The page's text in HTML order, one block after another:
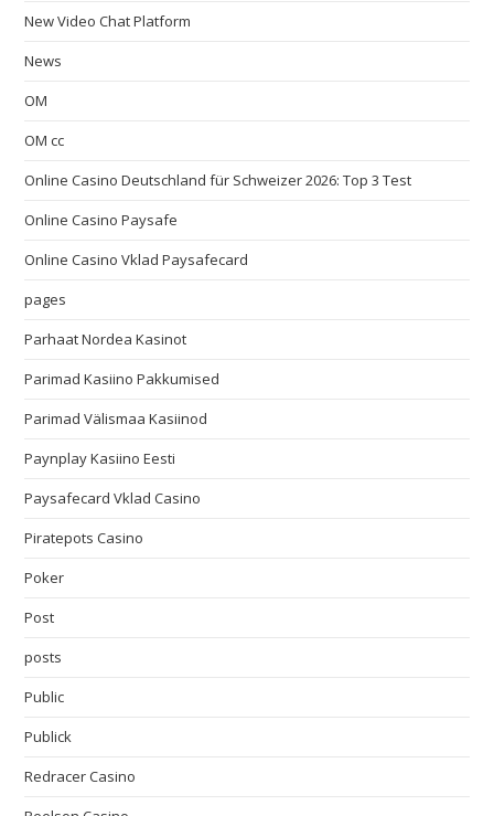
New Video Chat Platform
News
OM
OM cc
Online Casino Deutschland für Schweizer 2026: Top 3 Test
Online Casino Paysafe
Online Casino Vklad Paysafecard
pages
Parhaat Nordea Kasinot
Parimad Kasiino Pakkumised
Parimad Välismaa Kasiinod
Paynplay Kasiino Eesti
Paysafecard Vklad Casino
Piratepots Casino
Poker
Post
posts
Public
Publick
Redracer Casino